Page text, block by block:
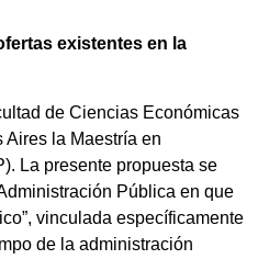
existentes en la
de Ciencias Económicas
la Maestría en
La presente propuesta se
Pública en que
vinculada específicamente
de la administración